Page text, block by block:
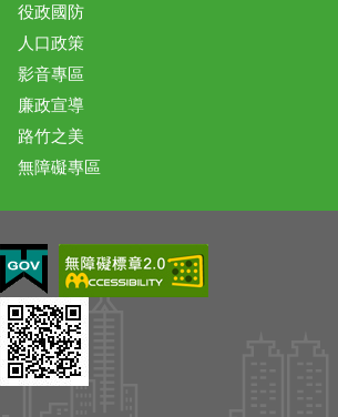
役政國防
人口政策
影音專區
廉政宣導
路竹之美
無障礙專區